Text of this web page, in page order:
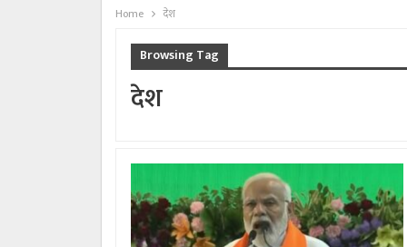
Home देश
Browsing Tag
देश